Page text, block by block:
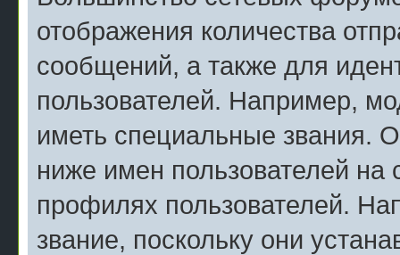
отображения количества
сообщений, а также для
пользователей. Например,
иметь специальные звания.
ниже имен пользователей на
профилях пользователей.
звание, поскольку они